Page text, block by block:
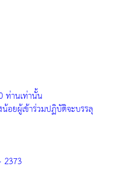
ท่านเท่านั้น
อยผู้เข้าร่วมปฏิบัติจะบรรลุ
2373